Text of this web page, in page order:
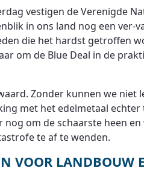
vestigen de Verenigde
in ons land nog een ver-
die het hardst getroffen
om de Blue Deal in de
Zonder kunnen we
met het edelmetaal
nog om de schaarste heen
te af te wenden.
VOOR LANDBOUW